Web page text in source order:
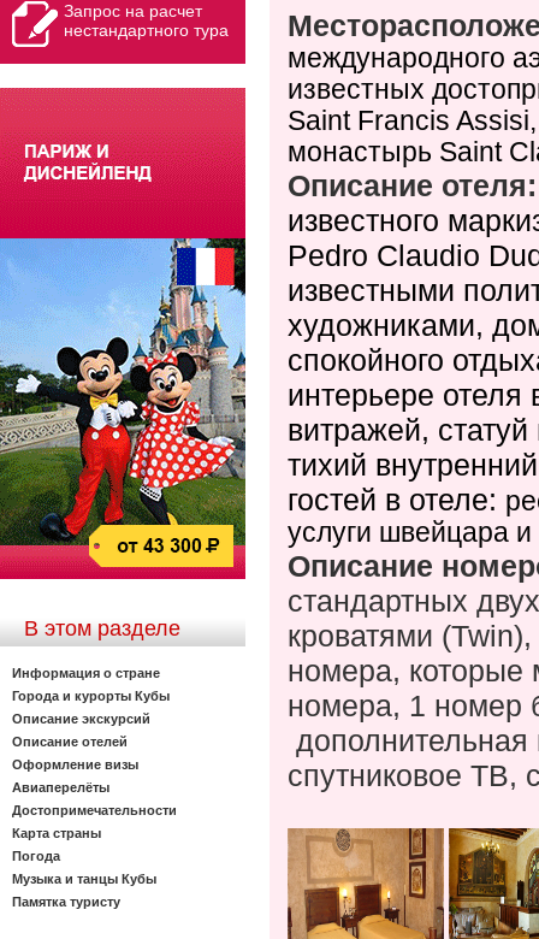
Запрос на расчет
нестандартного тура
В этом разделе
Информация о стране
Города и курорты Кубы
Описание экскурсий
Описание отелей
Оформление визы
Авиаперелёты
Достопримечательности
Карта страны
Погода
Музыка и танцы Кубы
Памятка туристу
международного
известных
Saint Francis
монастырь Saint
Описание
известного
Pedro Claudio
известными
художниками,
спокойного
интерьере отеля
витражей,
тихий
гостей в отеле:
услуги швейцара
Описание
стандартных
кроватями
номера, которые
номера, 1 номер
спутниковое ТВ,